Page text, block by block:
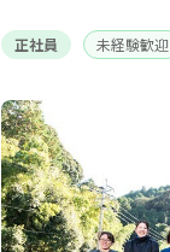
正社員 未経験歓迎